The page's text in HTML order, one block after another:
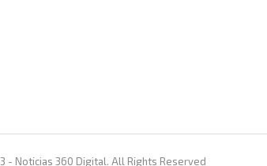
- Noticias 360 Digital. All Rights Reserved